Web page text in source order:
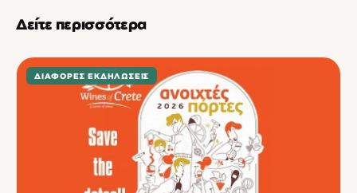
Δείτε περισσότερα
ΔΙΆΦΟΡΕΣ ΕΚΔΗΛΏΣΕΙΣ